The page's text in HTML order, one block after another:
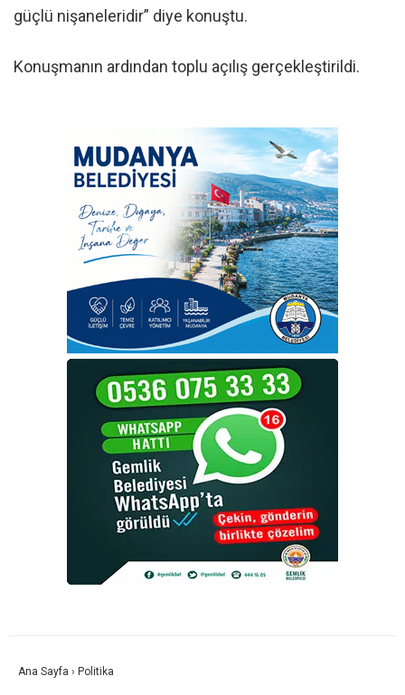
güçlü nişaneleridir” diye konuştu.
Konuşmanın ardından toplu açılış gerçekleştirildi.
Ana Sayfa › Politika